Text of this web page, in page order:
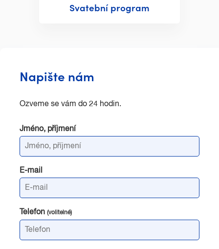
Svatební program
Napište nám
Ozveme se vám do 24 hodin.
Jméno, příjmení
E-mail
Telefon (volitelné)